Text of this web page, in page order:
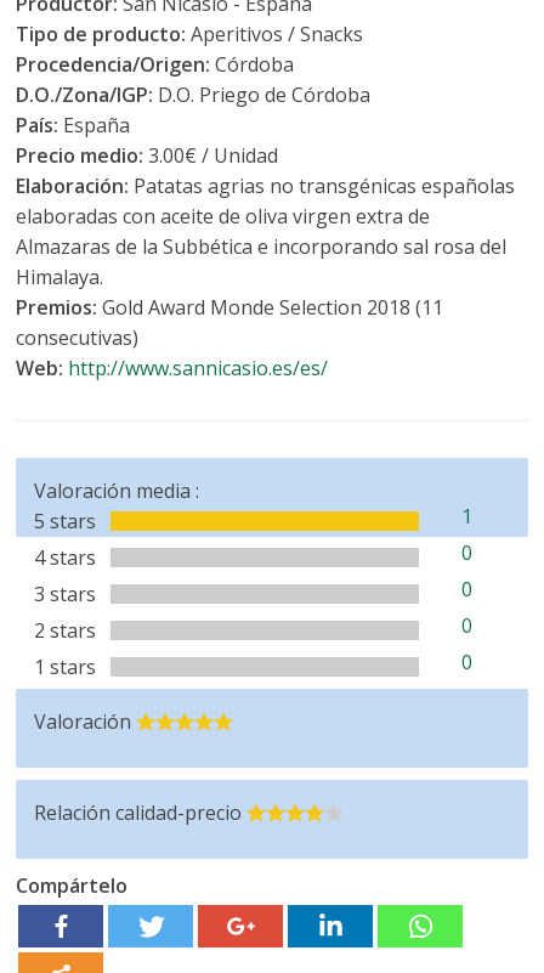
Tipo de producto:Aperitivos / Snacks
Procedencia/Origen: Córdoba
D.O./Zona/IGP: D.O. Priego de Córdoba
País: España
Precio medio: 3.00€ / Unidad
Elaboración: Patatas agrias no transgénicas españolas
elaboradas con aceite de oliva virgen extra de
Almazaras de la Subbética e incorporando sal rosa del
Himalaya.
Premios:Gold Award Monde Selection 2018 (11
consecutivas)
Web: http://www.sannicasio.es/es/
Valoración media :
5 stars
1
4 stars
0
3 stars
0
2 stars
0
1 stars
0
Valoración
Relación calidad-precio
Compártelo